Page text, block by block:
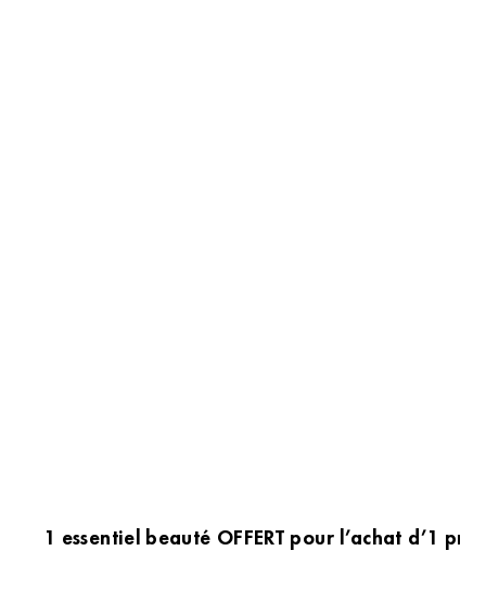
1 essentiel beauté OFFERT pour l’achat d’1